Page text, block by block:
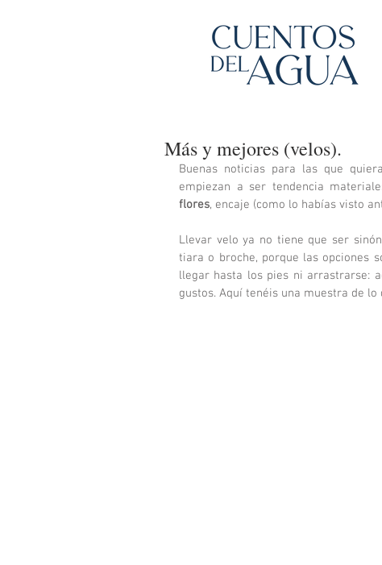
Más y mejores (velos).
Buenas noticias para las que
empiezan a ser tendencia
flores, encaje (como lo habías visto
Llevar velo ya no tiene que ser
tiara o broche, porque las opciones
llegar hasta los pies ni arrastrarse:
gustos. Aquí tenéis una muestra de